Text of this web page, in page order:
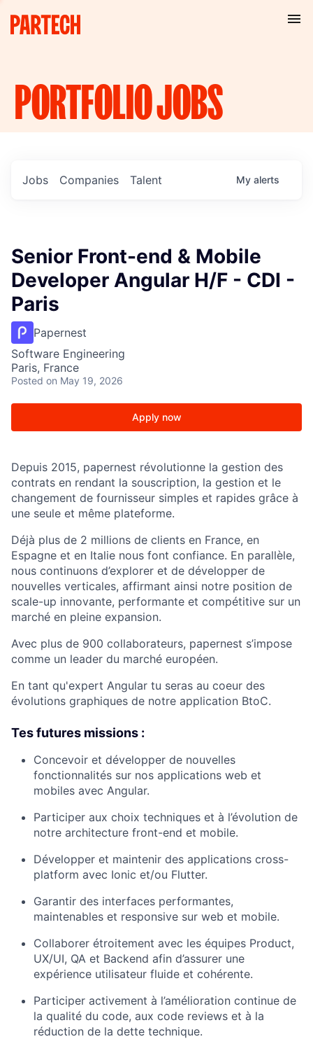
PORTFOLIOJOBS
Jobs Companies Talent My alerts
Senior Front-end & Mobile
Developer Angular H/F - CDI -
Paris
Papernest
Software Engineering
Paris, France
Posted on May 19, 2026
Apply now
Depuis 2015, papernest révolutionne la gestion des
contrats en rendant la souscription, la gestion et le
changement de fournisseur simples et rapides grâce à
une seule et même plateforme.
Déjà plus de 2 millions de clients en France, en
Espagne et en Italie nous font confiance. En parallèle,
nous continuons d’explorer et de développer de
nouvelles verticales, affirmant ainsi notre position de
scale-up innovante, performante et compétitive sur un
marché en pleine expansion.
Avec plus de 900 collaborateurs, papernest s’impose
comme un leader du marché européen.
En tant qu'expert Angular tu seras au coeur des
évolutions graphiques de notre application BtoC.
Tes futures missions :
Concevoir et développer de nouvelles
fonctionnalités sur nos applications web et
mobiles avec Angular.
Participer aux choix techniques et à l’évolution de
notre architecture front-end et mobile.
Développer et maintenir des applications cross-
platform avec Ionic et/ou Flutter.
Garantir des interfaces performantes,
maintenables et responsive sur web et mobile.
Collaborer étroitement avec les équipes Product,
UX/UI, QA et Backend afin d’assurer une
expérience utilisateur fluide et cohérente.
Participer activement à l’amélioration continue de
la qualité du code, aux code reviews et à la
réduction de la dette technique.